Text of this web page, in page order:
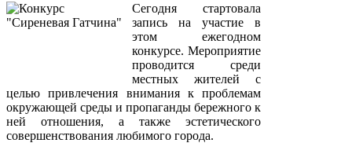
Сегодня стартовала
запись на участие в
этом ежегодном
конкурсе. Мероприятие
проводится среди
местных жителей с
целью привлечения внимания к проблемам
окружающей среды и пропаганды бережного к
ней отношения, а также эстетического
совершенствования любимого города.